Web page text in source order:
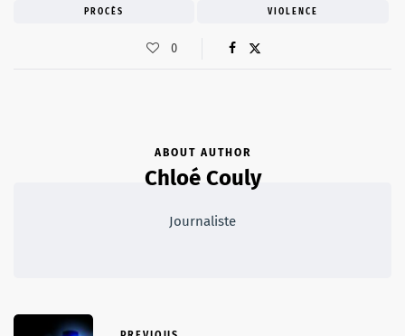
PROCÈS VIOLENCE
0
ABOUT AUTHOR
Chloé Couly
Journaliste